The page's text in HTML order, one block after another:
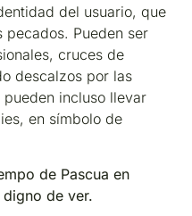
del usuario, que
pecados. Pueden ser
cruces de
descalzos por las
incluso llevar
en símbolo de
de Pascua en
de ver.